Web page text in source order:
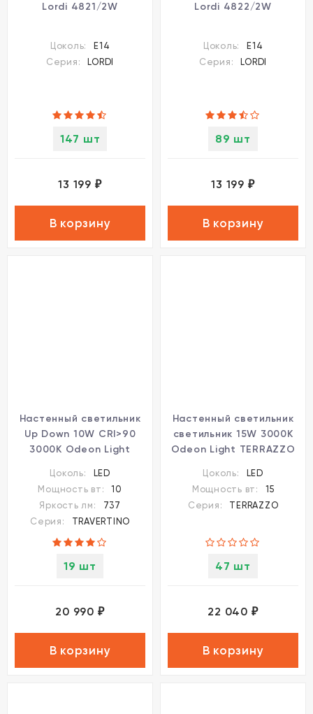
Lordi 4821/2W
Цоколь:
E14
Серия:
LORDI
147 шт
13 199 ₽
В корзину
Lordi 4822/2W
Цоколь:
E14
Серия:
LORDI
89 шт
13 199 ₽
В корзину
Настенный светильник
Up Down 10W CRI>90
3000K Odeon Light
Цоколь:
LED
Мощность вт:
10
Яркость лм:
737
Серия:
TRAVERTINO
19 шт
20 990 ₽
В корзину
Настенный светильник
светильник 15W 3000K
Odeon Light TERRAZZO
Цоколь:
LED
Мощность вт:
15
Серия:
TERRAZZO
47 шт
22 040 ₽
В корзину